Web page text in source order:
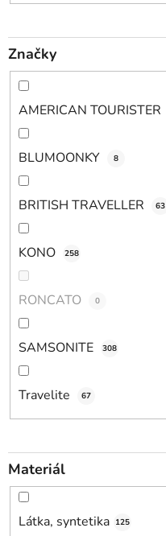
Značky
AMERICAN TOURISTER
BLUMOONKY 8
BRITISH TRAVELLER 63
KONO 258
RONCATO 0
SAMSONITE 308
Travelite 67
Materiál
Látka, syntetika 125